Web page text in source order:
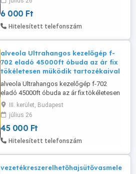
előre fizetés után mpl
csomagautomatába +3000ft
6 000 Ft
Hitelesített telefonszám
alveola Ultrahangos kezelőgép f-
702 eladó 45000ft óbuda az ár fix
tökéletesen müködik tartozékaival
alveola Ultrahangos kezelőgép f-702
eladó 45000ft óbuda az ár fix tökéletesen
müködik tartozékaival eladó arcra testre
ultrahangos kezelőfejek és a tápkábel
személyesen óbudán posta kizárolag
előre fizetés után mpl
csomagautomatába +3000ft Az Alveola f-
legmodernebb ...
III. kerület, Budapest
július 26
45 000 Ft
Hitelesített telefonszám